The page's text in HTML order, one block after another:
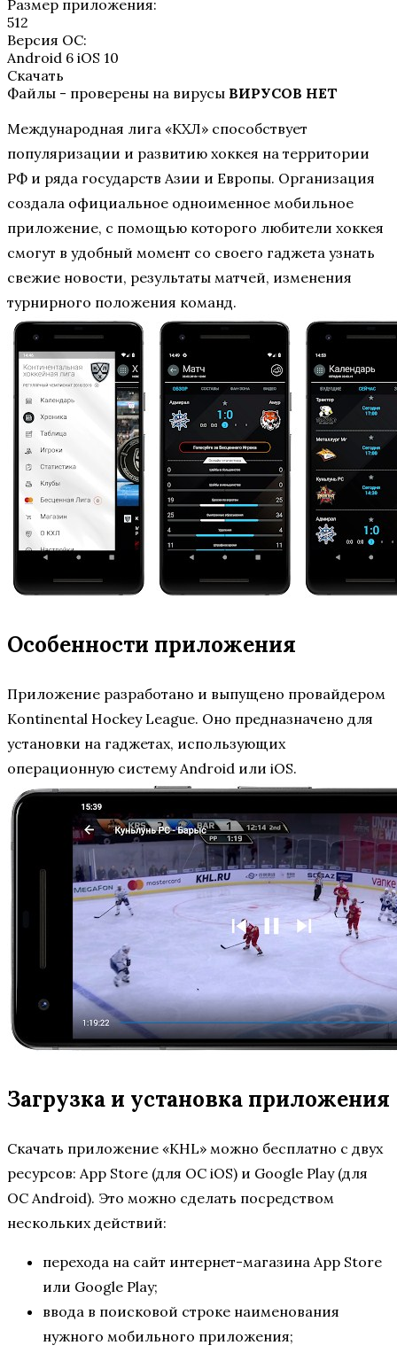
Размер приложения:
512
Версия ОС:
Android 6 iOS 10
Скачать
Файлы - проверены на вирусы ВИРУСОВ НЕТ
Международная лига «КХЛ» способствует
популяризации и развитию хоккея на территории
РФ и ряда государств Азии и Европы. Организация
создала официальное одноименное мобильное
приложение, с помощью которого любители хоккея
смогут в удобный момент со своего гаджета узнать
свежие новости, результаты матчей, изменения
турнирного положения команд.
Особенности приложения
Приложение разработано и выпущено провайдером
Kontinental Hockey League. Оно предназначено для
установки на гаджетах, использующих
операционную систему Android или iOS.
Загрузка и установка приложения
Скачать приложение «KHL» можно бесплатно с двух
ресурсов: App Store (для ОС iOS) и Google Play (для
ОС Android). Это можно сделать посредством
нескольких действий:
перехода на сайт интернет-магазина App Store
или Google Play;
ввода в поисковой строке наименования
нужного мобильного приложения;